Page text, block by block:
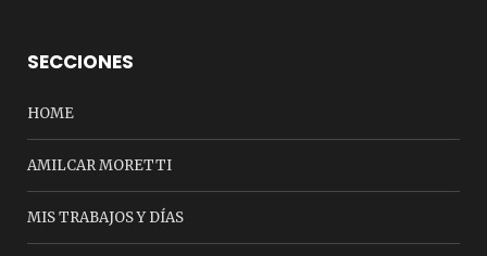
SECCIONES
HOME
AMILCAR MORETTI
MIS TRABAJOS Y DÍAS